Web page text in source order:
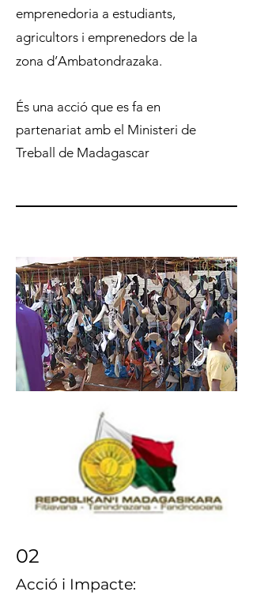
emprenedoria a estudiants,
agricultors i emprenedors de la
zona d’Ambatondrazaka.
És una acció que es fa en
partenariat amb el Ministeri de
Treball de Madagascar
02
Acció i Impacte: